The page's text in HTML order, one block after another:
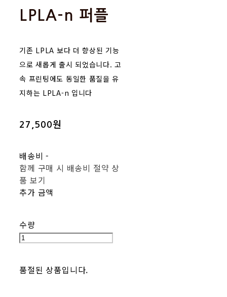
LPLA-n 퍼플
기존 LPLA 보다 더 향상된 기능
으로 새롭게 출시 되었습니다. 고
속 프린팅에도 동일한 품질을 유
지하는 LPLA-n 입니다
27,500원
배송비-
함께 구매 시 배송비 절약 상
품 보기
추가 금액
수량
품절된 상품입니다.